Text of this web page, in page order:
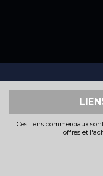
Ces liens commerciaux
offres et